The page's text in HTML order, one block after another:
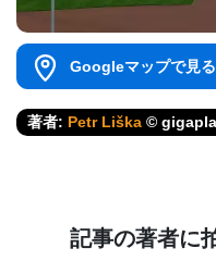
Googleマップで見る
著者: Petr Liška ©
記事の著者に